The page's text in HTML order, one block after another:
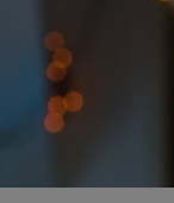
und schließen